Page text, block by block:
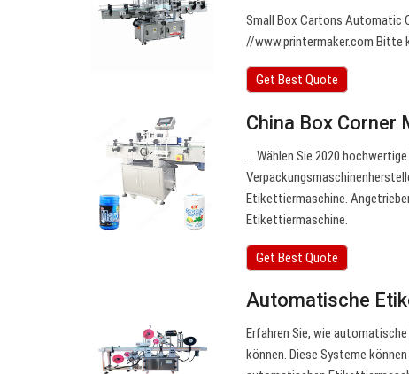
Small Box Cartons Automatic
//www.printermaker.com Bitte
Get Best Quote
China Box Corner
… Wählen Sie 2020
Etikettiermaschine.
Etikettiermaschine.
Get Best Quote
Automatische
Erfahren Sie, wie
können. Diese Systeme